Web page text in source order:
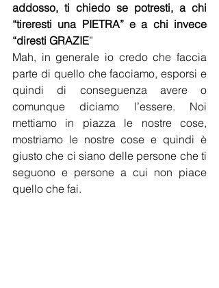
addosso, ti chiedo se potresti, a chi
“tireresti una PIETRA” e a chi invece
“diresti GRAZIE”
Mah, in generale io credo che faccia
parte di quello che facciamo, esporsi e
quindi di conseguenza avere o
comunque diciamo l’essere. Noi
mettiamo in piazza le nostre cose,
mostriamo le nostre cose e quindi è
giusto che ci siano delle persone che ti
seguono e persone a cui non piace
quello che fai.